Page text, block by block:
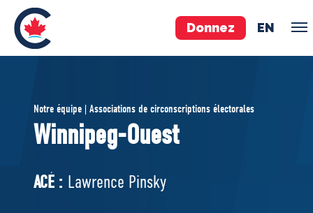
Donnez EN
ÉQUIPE
Pierre Poilievre
Vos députés conservateurs
Cabinet fantôme
Exécutif national
Notre équipe | Associations de circonscriptions électorales
Winnipeg-Ouest
ACÉ : Lawrence Pinsky